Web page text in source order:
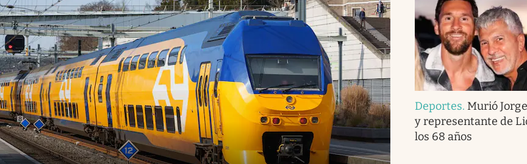
Deportes. Murió
y representante de
los 68 años